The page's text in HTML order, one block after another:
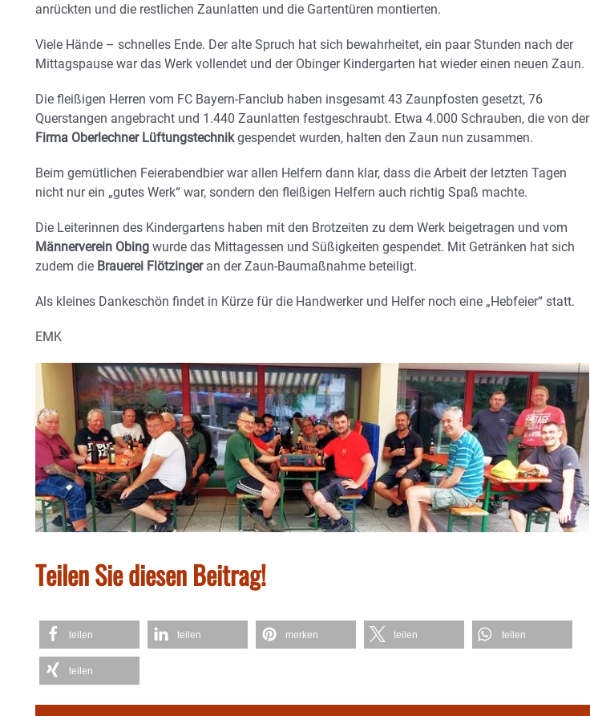
anrückten und die restlichen Zaunlatten und die Gartentüren montierten.
Viele Hände – schnelles Ende. Der alte Spruch hat sich bewahrheitet, ein paar Stunden nach der
Mittagspause war das Werk vollendet und der Obinger Kindergarten hat wieder einen neuen Zaun.
Die fleißigen Herren vom FC Bayern-Fanclub haben insgesamt 43 Zaunpfosten gesetzt, 76
Querstangen angebracht und 1.440 Zaunlatten festgeschraubt. Etwa 4.000 Schrauben, die von der
Firma Oberlechner Lüftungstechnikgespendet wurden, halten den Zaun nun zusammen.
Beim gemütlichen Feierabendbier war allen Helfern dann klar, dass die Arbeit der letzten Tagen
nicht nur ein „gutes Werk“ war, sondern den fleißigen Helfern auch richtig Spaß machte.
Die Leiterinnen des Kindergartens haben mit den Brotzeiten zu dem Werk beigetragen und vom
Männerverein Obing wurde das Mittagessen und Süßigkeiten gespendet. Mit Getränken hat sich
zudem die Brauerei Flötzingeran der Zaun-Baumaßnahme beteiligt.
Als kleines Dankeschön findet in Kürze für die Handwerker und Helfer noch eine „Hebfeier“ statt.
EMK
Teilen Sie diesen Beitrag!
teilen teilen merken teilen teilen
teilen